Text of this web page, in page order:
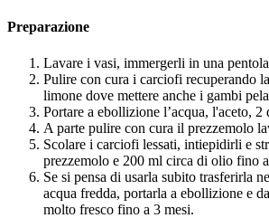
Preparazione
Lavare i vasi, immergerli in una
Pulire con cura i carciofi recuperando
limone dove mettere anche i gambi
Portare a ebollizione l’acqua, l'aceto,
A parte pulire con cura il prezzemolo
Scolare i carciofi lessati, intiepidirli e
prezzemolo e 200 ml circa di olio fino
Se si pensa di usarla subito trasferirla
acqua fredda, portarla a ebollizione e
molto fresco fino a 3 mesi.